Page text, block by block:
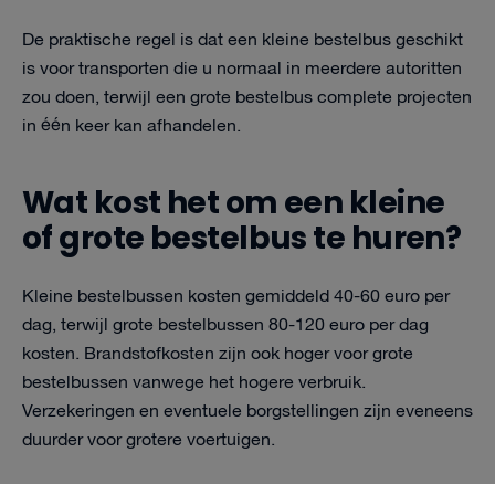
De praktische regel is dat een kleine bestelbus geschikt
is voor transporten die u normaal in meerdere autoritten
zou doen, terwijl een grote bestelbus complete projecten
in één keer kan afhandelen.
Wat kost het om een kleine
of grote bestelbus te huren?
Kleine bestelbussen kosten gemiddeld 40-60 euro per
dag, terwijl grote bestelbussen 80-120 euro per dag
kosten. Brandstofkosten zijn ook hoger voor grote
bestelbussen vanwege het hogere verbruik.
Verzekeringen en eventuele borgstellingen zijn eveneens
duurder voor grotere voertuigen.